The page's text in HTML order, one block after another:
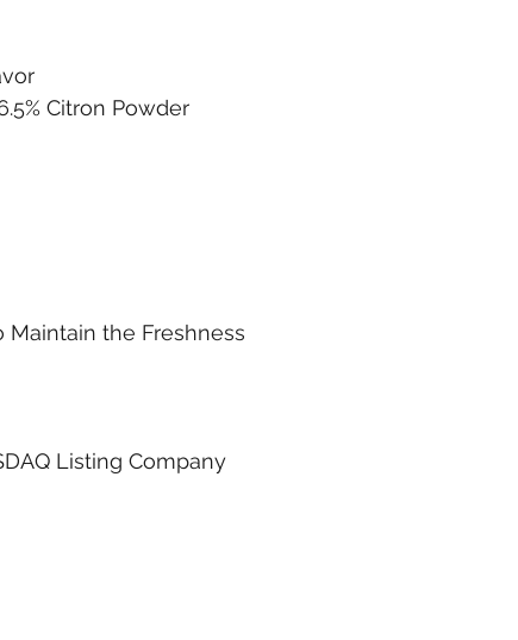
Citron Powder
the Freshness
Listing Company